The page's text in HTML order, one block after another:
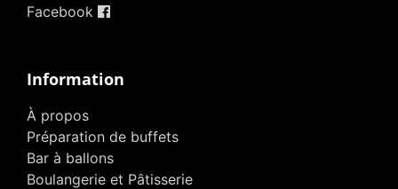
Facebook
Information
À propos
Préparation de buffets
Bar à ballons
Boulangerie et Pâtisserie